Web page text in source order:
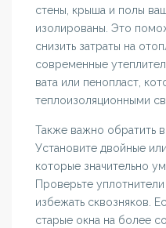
стены, крыша и полы
изолированы. Это
снизить затраты на
современные
вата или пенопласт,
теплоизоляционными
Также важно обратить
Установите двойные
которые значительно
Проверьте
избежать сквозняков.
старые окна на более